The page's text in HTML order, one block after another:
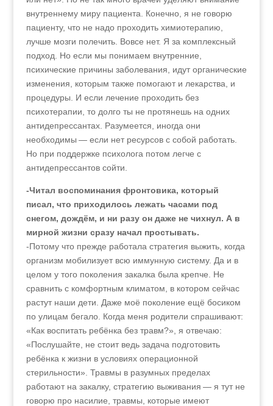
внутреннему миру пациента. Конечно, я не говорю
пациенту, что не надо проходить химиотерапию,
лучше мозги полечить. Вовсе нет. Я за комплексный
подход. Но если мы понимаем внутренние,
психические причины заболевания, идут органические
изменения, которым также помогают и лекарства, и
процедуры. И если лечение проходить без
психотерапии, то долго ты не протянешь на одних
антидепрессантах. Разумеется, иногда они
необходимы — если нет ресурсов с собой работать.
Но при поддержке психолога потом легче с
антидепрессантов сойти.
-Читал воспоминания фронтовика, который
писал, что приходилось лежать часами под
снегом, дождём, и ни разу он даже не чихнул. А в
мирной жизни сразу начал простывать.
-Потому что прежде работала стратегия выжить, когда
организм мобилизует всю иммунную систему. Да и в
целом у того поколения закалка была крепче. Не
сравнить с комфортным климатом, в котором сейчас
растут наши дети. Даже моё поколение ещё босиком
по улицам бегало. Когда меня родители спрашивают:
«Как воспитать ребёнка без травм?», я отвечаю:
«Послушайте, не стоит ведь задача подготовить
ребёнка к жизни в условиях операционной
стерильности». Травмы в разумных пределах
работают на закалку, стратегию выживания — я тут не
говорю про насилие, травмы, которые имеют